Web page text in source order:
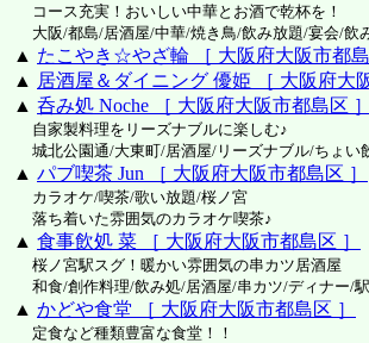
コース充実！おいしい中華とお酒で乾杯を！
大阪/都島/居酒屋/中華/焼き鳥/飲み放題/宴会/飲
▲ たこやき☆やざ輪 ［ 大阪府大阪市都島
▲ 居酒屋＆ダイニング 優姫 ［ 大阪府大
▲ 呑み処 Noche ［ 大阪府大阪市都島区 ］
自家製料理をリーズナブルに楽しむ♪
城北公園通/大東町/居酒屋/リーズナブル/ちょい
▲ パブ喫茶 Jun ［ 大阪府大阪市都島区 ］
カラオケ/喫茶/歌い放題/桜ノ宮
落ち着いた雰囲気のカラオケ喫茶♪
▲ 食事飲処 菜 ［ 大阪府大阪市都島区 ］
桜ノ宮駅スグ！暖かい雰囲気の串カツ居酒屋
和食/創作料理/飲み処/居酒屋/串カツ/ディナー/
▲ かどや食堂 ［ 大阪府大阪市都島区 ］
定食など種類豊富な食堂！！